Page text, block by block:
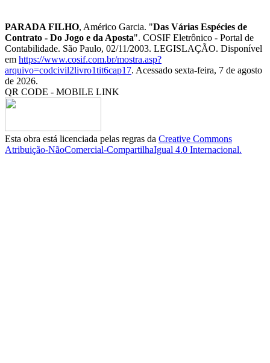
PARADA FILHO, Américo Garcia. "Das Várias Espécies de
Contrato - Do Jogo e da Aposta". COSIF Eletrônico - Portal de
Contabilidade. São Paulo, 02/11/2003. LEGISLAÇÃO. Disponível
em https://www.cosif.com.br/mostra.asp?
arquivo=codcivil2livro1tit6cap17. Acessado sexta-feira, 7 de agosto
de 2026.
QR CODE - MOBILE LINK
Esta obra está licenciada pelas regras da Creative Commons
Atribuição-NãoComercial-CompartilhaIgual 4.0 Internacional.